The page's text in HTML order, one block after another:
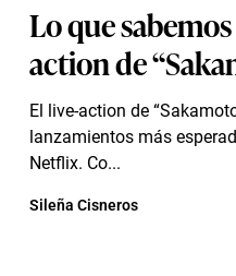
Lo que
action de
El live-action de
lanzamientos más
Netflix. Co...
Sileña Cisneros